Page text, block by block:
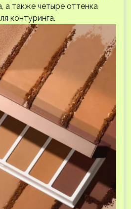
а также четыре оттенка
контуринга.